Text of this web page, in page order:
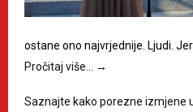
ostane ono najvrjednije. Ljudi.
Pročitaj više…
→
Saznajte kako porezne izmjene